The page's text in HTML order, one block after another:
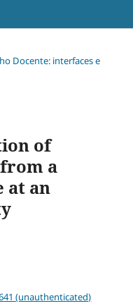
Docente: interfaces e
of
a
at an
(unauthenticated)